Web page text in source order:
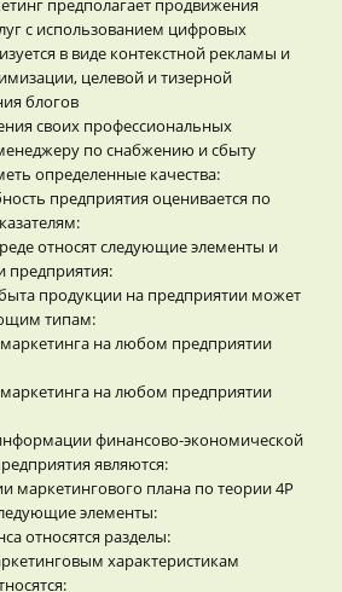
предполагает продвижения
с использованием цифровых
в виде контекстной рекламы и
целевой и тизерной
блогов
своих профессиональных
по снабжению и сбыту
определенные качества:
предприятия оценивается по
относят следующие элементы и
предприятия:
продукции на предприятии может
типам:
на любом предприятии
на любом предприятии
финансово-экономической
являются:
маркетингового плана по теории 4Р
элементы:
относятся разделы:
характеристикам